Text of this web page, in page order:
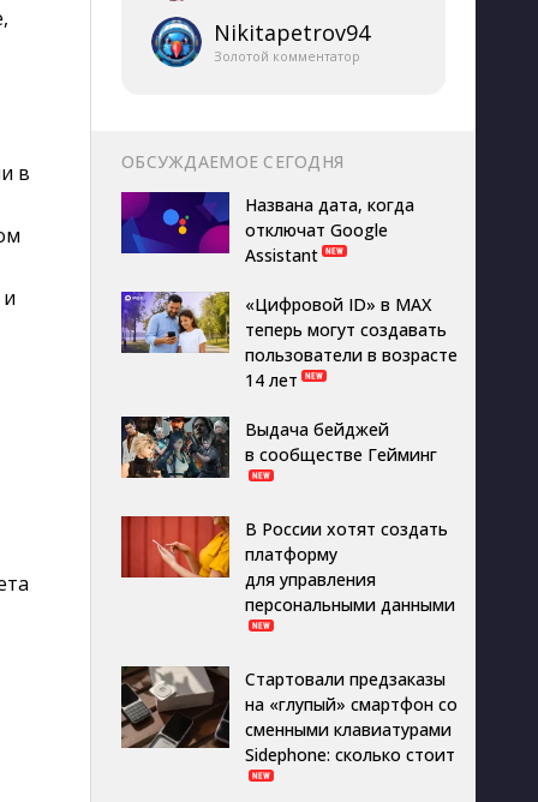
в
Nikitapetrov94
Золотой комментатор
ОБСУЖДАЕМОЕ СЕГОДНЯ
Названа дата, когда
отключат Google
Assistant
«Цифровой ID» в MAX
теперь могут создавать
пользователи в возрасте
14 лет
Выдача бейджей
в сообществе Гейминг
В России хотят создать
платформу
для управления
персональными данными
Стартовали предзаказы
на «глупый» смартфон со
сменными клавиатурами
Sidephone: сколько стоит